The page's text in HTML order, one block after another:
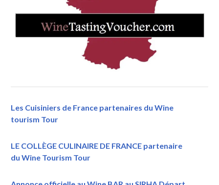
Les Cuisiniers de France partenaires du Wine
tourism Tour
LE COLLÈGE CULINAIRE DE FRANCE partenaire
du Wine Tourism Tour